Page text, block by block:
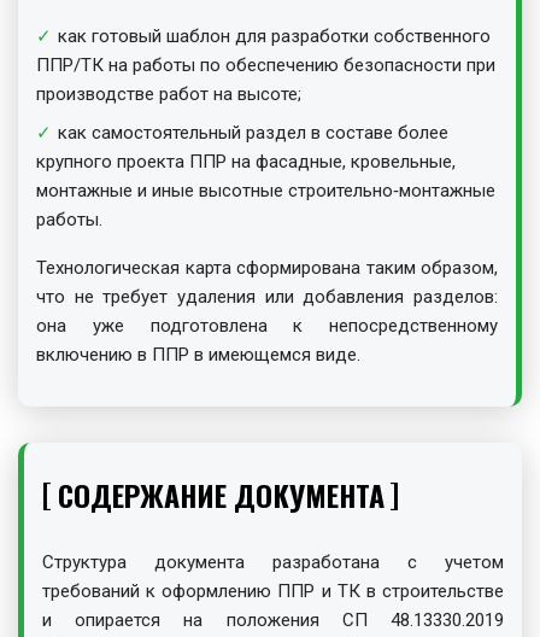
как готовый шаблон для разработки собственного
ППР/ТК на работы по обеспечению безопасности при
производстве работ на высоте;
как самостоятельный раздел в составе более
крупного проекта ППР на фасадные, кровельные,
монтажные и иные высотные строительно‑монтажные
работы.
Технологическая карта сформирована таким образом,
что не требует удаления или добавления разделов:
она уже подготовлена к непосредственному
включению в ППР в имеющемся виде.
СОДЕРЖАНИЕ ДОКУМЕНТА
Структура документа разработана с учетом
требований к оформлению ППР и ТК в строительстве
и опирается на положения СП 48.13330.2019